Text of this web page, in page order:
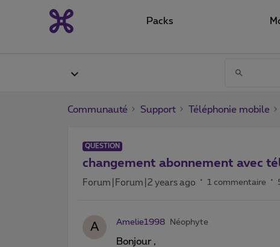
Packs
Communauté Support Téléphonie mobile
QUESTION
changement abonnement avec
Forum|Forum|2 years ago 1 commentaire
A Amelie1998 Néophyte
Bonjour ,